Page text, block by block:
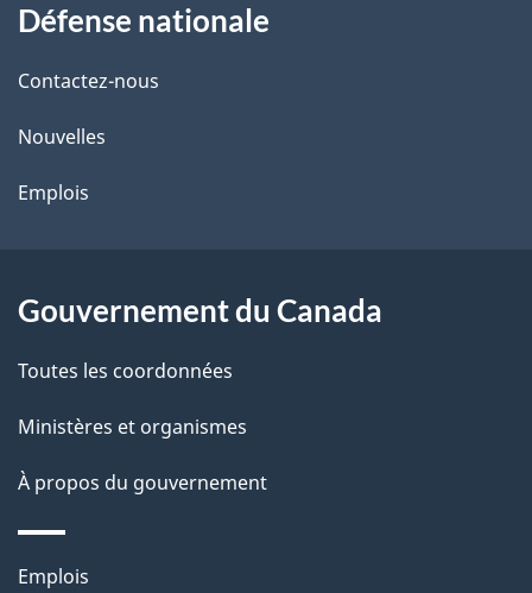
i
l
s
d
l
p
a
g
e
propos
de
ce
site
Défense nationale
Contactez-nous
Nouvelles
Emplois
Gouvernement du Canada
Toutes les coordonnées
Ministères et organismes
À propos du gouvernement
Thèmes
Emplois